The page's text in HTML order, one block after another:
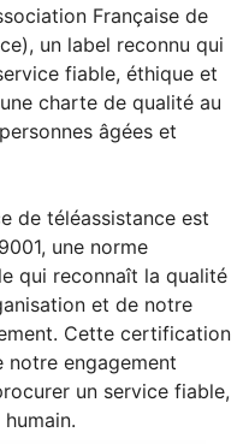
Française de
un label reconnu qui
fiable, éthique et
charte de qualité au
âgées et
de téléassistance est
une norme
qui reconnaît la qualité
et de notre
Cette certification
notre engagement
un service fiable,